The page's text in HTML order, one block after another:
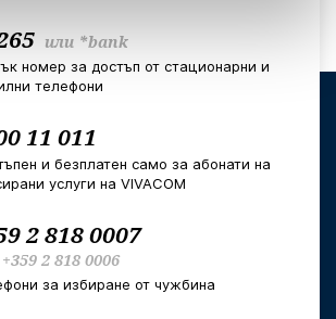
или *bank
номер за достъп от стационарни и
телефони
11 011
и безплатен само за абонати на
услуги на VIVACOM
2 818 0007
+359 2 818 0006
за избиране от чужбина